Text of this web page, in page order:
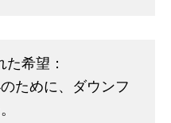
希望：
ために、ダウンフ